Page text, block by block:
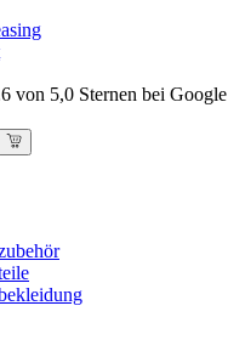
von 5,0 Sternen bei Google